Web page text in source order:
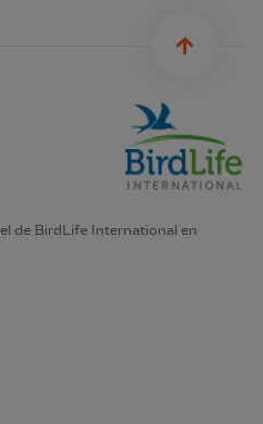
de BirdLife International en